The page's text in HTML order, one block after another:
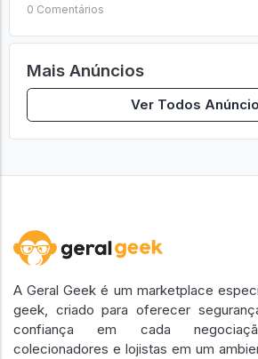
0 Comentários
Mais Anúncios
Ver Todos
A Geral Geek é um marketplace
geek, criado para oferecer
confiança em cada
colecionadores e lojistas em um